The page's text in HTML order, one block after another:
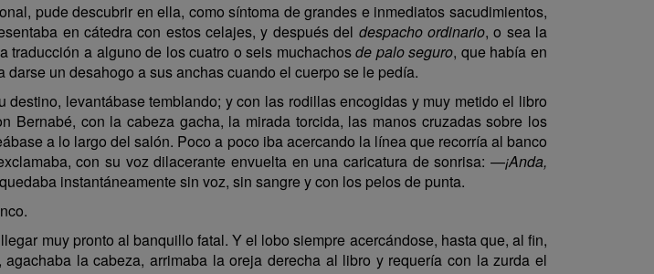
pude descubrir en ella, como síntoma de grandes e inmediatos sacudimientos,
en cátedra con estos celajes, y después del despacho ordinario, o sea la
traducción a alguno de los cuatro o seis muchachosde palo seguro, que había en
un desahogo a sus anchas cuando el cuerpo se le pedía.
levantábase temblando; y con las rodillas encogidas y muy metido el libro
Bernabé, con la cabeza gacha, la mirada torcida, las manos cruzadas sobre los
a lo largo del salón. Poco a poco iba acercando la línea que recorría al banco
con su voz dilacerante envuelta en una caricatura de sonrisa: —¡Anda,
instantáneamente sin voz, sin sangre y con los pelos de punta.
muy pronto al banquillo fatal. Y el lobo siempre acercándose, hasta que, al fin,
la cabeza, arrimaba la oreja derecha al libro y requería con la zurda el